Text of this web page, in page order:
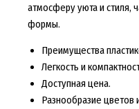
атмосферу уюта и стиля,
формы.
Преимущества
Легкость и
Доступная цена.
Разнообразие цветов